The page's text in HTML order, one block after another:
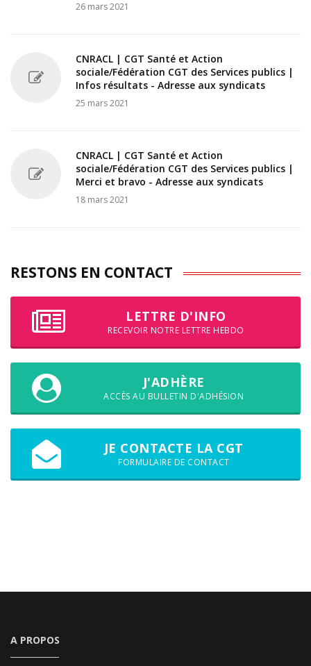
26 mars 2021
CNRACL | CGT Santé et Action
sociale/Fédération CGT des Services publics |
Infos résultats - Adresse aux syndicats
25 mars 2021
CNRACL | CGT Santé et Action
sociale/Fédération CGT des Services publics |
Merci et bravo - Adresse aux syndicats
18 mars 2021
RESTONS EN CONTACT
LETTRE D'INFO
RECEVOIR NOTRE LETTRE HEBDO
J'ADHÈRE
ACCÈS AU BULLETIN D'ADHÉSION
JE CONTACTE LA CGT
FORMULAIRE DE CONTACT
A PROPOS